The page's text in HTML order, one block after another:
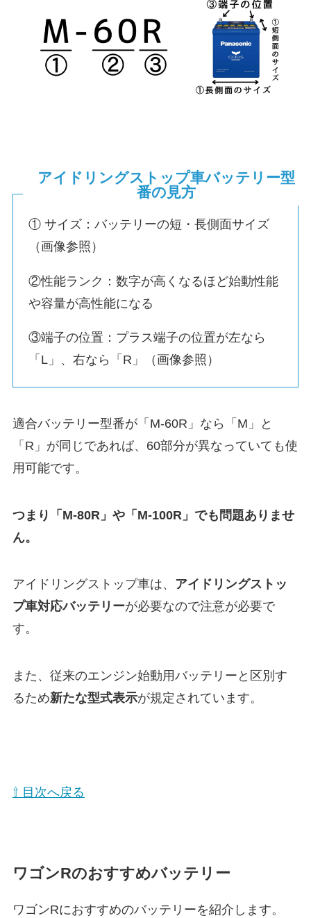
アイドリングストップ車バッテリー型
番の見方
① サイズ：バッテリーの短・長側面サイズ
（画像参照）
②性能ランク：数字が高くなるほど始動性能
や容量が高性能になる
③端子の位置：プラス端子の位置が左なら
「L」、右なら「R」（画像参照）
適合バッテリー型番が「M-60R」なら「M」と
「R」が同じであれば、60部分が異なっていても使
用可能です。
つまり「M-80R」や「M-100R」でも問題ありませ
ん。
アイドリングストップ車は、 アイドリングストッ
プ車対応バッテリーが必要なので注意が必要で
す。
また、従来のエンジン始動用バッテリーと区別す
るため新たな型式表示が規定されています。
⇧ 目次へ戻る
ワゴンRのおすすめバッテリー
ワゴンRにおすすめのバッテリーを紹介します。